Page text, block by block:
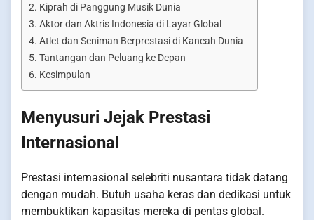
Kiprah di Panggung Musik Dunia
Aktor dan Aktris Indonesia di Layar Global
Atlet dan Seniman Berprestasi di Kancah Dunia
Tantangan dan Peluang ke Depan
Kesimpulan
Menyusuri Jejak Prestasi
Internasional
Prestasi internasional selebriti nusantara tidak datang
dengan mudah. Butuh usaha keras dan dedikasi untuk
membuktikan kapasitas mereka di pentas global.